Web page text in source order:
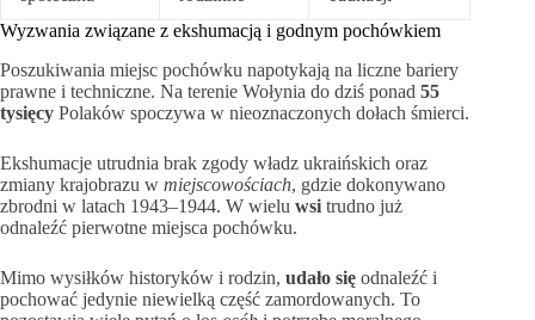
Wyzwania związane z ekshumacją i godnym pochówkiem
Poszukiwania miejsc pochówku napotykają na liczne bariery
prawne i techniczne. Na terenie Wołynia do dziś ponad 55
tysięcy Polaków spoczywa w nieoznaczonych dołach śmierci.
Ekshumacje utrudnia brak zgody władz ukraińskich oraz
zmiany krajobrazu w miejscowościach, gdzie dokonywano
zbrodni w latach 1943–1944. W wielu wsi trudno już
odnaleźć pierwotne miejsca pochówku.
Mimo wysiłków historyków i rodzin, udało się odnaleźć i
pochować jedynie niewielką część zamordowanych. To